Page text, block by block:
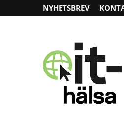
NYHETSBREV